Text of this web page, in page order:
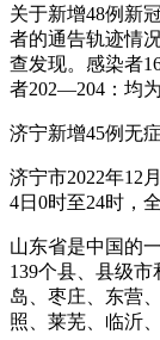
关于新增48例新
者的通告轨迹情
查发现。感染者
者202—204：均
济宁新增45例无
济宁市2022年12
4日0时至24时，
山东省是中国的
139个县、县级
岛、枣庄、东营
照、莱芜、临沂